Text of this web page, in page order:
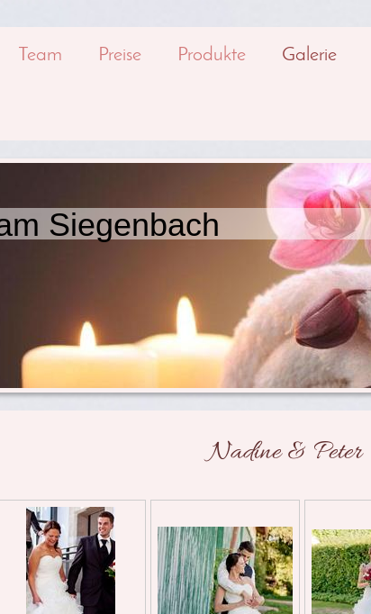
Team Preise Produkte Galerie
Siegenbach
Nadine & Peter